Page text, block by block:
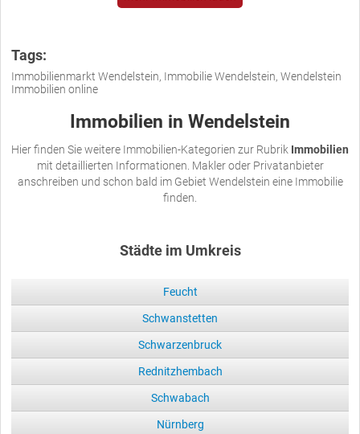
Tags:
Immobilienmarkt Wendelstein, Immobilie Wendelstein, Wendelstein
Immobilien online
Immobilien in Wendelstein
Hier finden Sie weitere Immobilien-Kategorien zur Rubrik Immobilien
mit detaillierten Informationen. Makler oder Privatanbieter
anschreiben und schon bald im Gebiet Wendelstein eine Immobilie
finden.
Städte im Umkreis
Feucht
Schwanstetten
Schwarzenbruck
Rednitzhembach
Schwabach
Nürnberg